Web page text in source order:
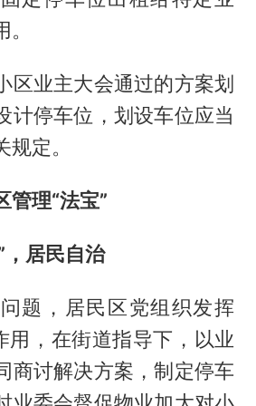
区业主大会通过的方案划
计停车位，划设车位应当
定。
理“法宝”
居民自治
题，居民区党组织发挥
用，在街道指导下，以业
商讨解决方案，制定停车